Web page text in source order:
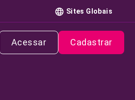
Sites Globais
Acessar Cadastrar